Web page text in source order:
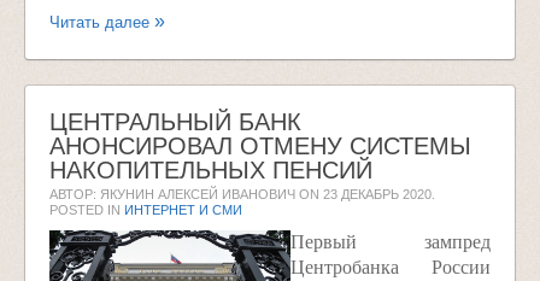
Читать далее
ЦЕНТРАЛЬНЫЙ БАНК
АНОНСИРОВАЛ ОТМЕНУ СИСТЕМЫ
НАКОПИТЕЛЬНЫХ ПЕНСИЙ
АВТОР: ЯКУНИН АЛЕКСЕЙ ИВАНОВИЧ ON 23 ДЕКАБРЬ 2020
POSTED IN ИНТЕРНЕТ И СМИ
Первый зампред
Центробанка России